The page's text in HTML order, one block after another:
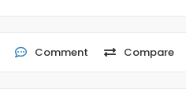
Comment Compare